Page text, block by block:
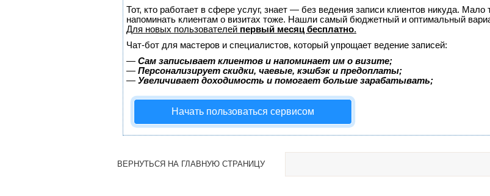
Тот, кто работает в сфере услуг, знает — без ведения записи клиентов никуда. Мало
напоминать клиентам о визитах тоже. Нашли самый бюджетный и оптимальный
Для новых пользователей первый месяц бесплатно.
Чат-бот для мастеров и специалистов, который упрощает ведение записей:
— Сам записывает клиентов и напоминает им о визите;
— Персонализирует скидки, чаевые, кэшбэк и предоплаты;
— Увеличивает доходимость и помогает больше зарабатывать;
Начать пользоваться сервисом
ВЕРНУТЬСЯ НА ГЛАВНУЮ СТРАНИЦУ